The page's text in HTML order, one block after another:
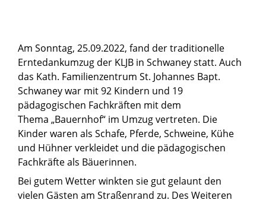
Am Sonntag, 25.09.2022, fand der traditionelle
Erntedankumzug der KLJB in Schwaney statt. Auch
das Kath. Familienzentrum St. Johannes Bapt.
Schwaney war mit 92 Kindern und 19
pädagogischen Fachkräften mit dem
Thema „Bauernhof“ im Umzug vertreten. Die
Kinder waren als Schafe, Pferde, Schweine, Kühe
und Hühner verkleidet und die pädagogischen
Fachkräfte als Bäuerinnen.
Bei gutem Wetter winkten sie gut gelaunt den
vielen Gästen am Straßenrand zu. Des Weiteren